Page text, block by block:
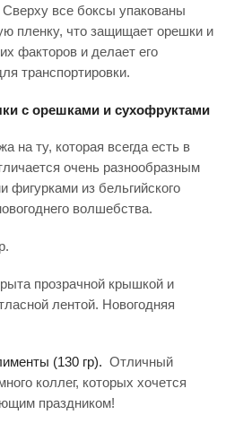
все боксы упакованы
пленку, что защищает орешки и
факторов и делает его
транспортировки.
с орешками и сухофруктами
на ту, которая всегда есть в
очень разнообразным
фигурками из бельгийского
волшебства.
прозрачной крышкой и
лентой. Новогодняя
(130 гр). Отличный
коллег, которых хочется
праздником!